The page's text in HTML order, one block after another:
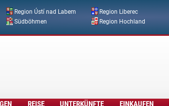
Direkt zum Inhalt
Region Ústí nad Labem Region Liberec
Südböhmen Region Hochland
REISE UNTERKÜNFTE EINKAUFEN